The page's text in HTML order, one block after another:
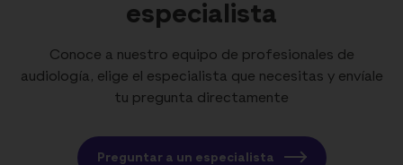
especialista
Conoce a nuestro equipo de profesionales de
audiología, elige el especialista que necesitas y envíale
tu pregunta directamente
Preguntar a un especialista